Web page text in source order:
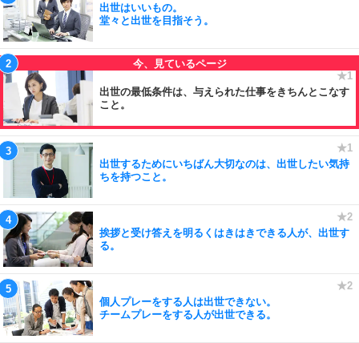
出世はいいもの。
堂々と出世を目指そう。
出世の最低条件は、与えられた仕事をきちんとこなす
こと。
出世するためにいちばん大切なのは、出世したい気持
ちを持つこと。
挨拶と受け答えを明るくはきはきできる人が、出世す
る。
個人プレーをする人は出世できない。
チームプレーをする人が出世できる。